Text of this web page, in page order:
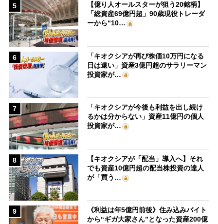
5
【億り人オールスターが狙う20銘柄】
「総資産69億円超」90歳現役トレーダ
ーから“10…
6
「キオクシアが再び株価10万円になる
日は遠い」資産3億円超のサラリーマン
投資家が…
7
「キオクシアが今後も利益を出し続け
るかは分からない」資産11億円の個人
投資家が…
8
【キオクシアが「配当」導入へ】それ
でも資産10億円超の配当株投資の達人
が「買う…
9
《利益は年5億円前後》住み込みバイト
から“ギガ大家さん”となった資産200億